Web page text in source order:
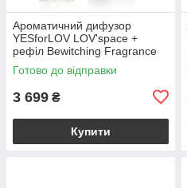
Ароматичний дифузор
YESforLOV LOV'space +
рефіл Bewitching Fragrance
Refill, спокусливий аромат
Готово до відправки
3 699 ₴
Купити